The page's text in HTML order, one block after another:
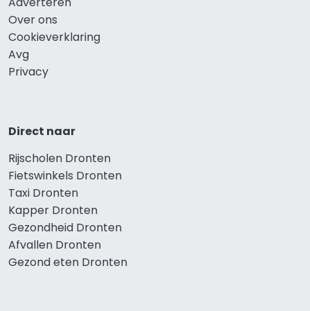
Over ons
Cookieverklaring
Avg
Privacy
Direct naar
Rijscholen Dronten
Fietswinkels Dronten
Taxi Dronten
Kapper Dronten
Gezondheid Dronten
Afvallen Dronten
Gezond eten Dronten